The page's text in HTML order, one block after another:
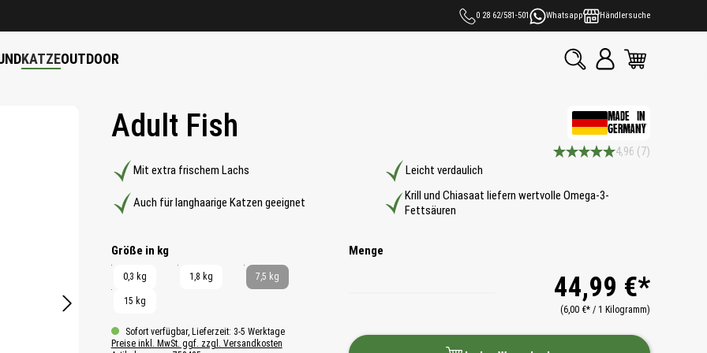
0 28 62/581-501 Whatsapp Händlersuche
KATZEOUTDOOR
Adult Fish
MADE IN
GERMANY
4,96 (7)
Mit extra frischem Lachs
Leicht verdaulich
Auch für langhaarige Katzen geeignet
Krill und Chiasaat liefern wertvolle Omega-3-
Fettsäuren
Größe in kgauswählen
0,3 kg 1,8 kg 7,5 kg
15 kg
Sofort verfügbar, Lieferzeit: 3-5 Werktage
Preise inkl. MwSt. ggf. zzgl. Versandkosten
Menge
44,99 €*
(6,00 €* / 1 Kilogramm)